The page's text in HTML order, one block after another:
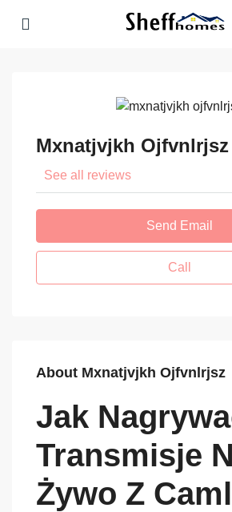
Mxnatjvjkh Ojfvnlrjsz
See all reviews
Send Email
Call
About Mxnatjvjkh Ojfvnlrjsz
Jak
Transmisje
Żywo Z